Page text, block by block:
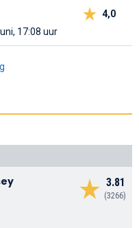
4,0
17:08 uur
3.81
(3266)